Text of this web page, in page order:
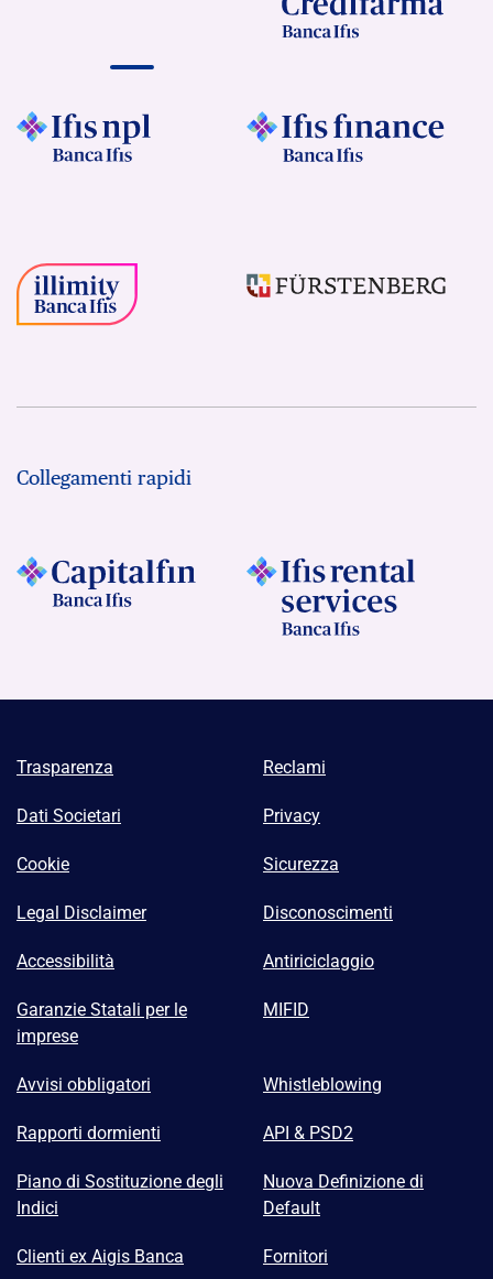
Collegamenti rapidi
Trasparenza Reclami
Dati Societari Privacy
Cookie Sicurezza
Legal Disclaimer Disconoscimenti
Accessibilità Antiriciclaggio
Garanzie Statali per le
imprese
MIFID
Avvisi obbligatori Whistleblowing
Rapporti dormienti API & PSD2
Piano di Sostituzione degli
Indici
Nuova Definizione di
Default
Clienti ex Aigis Banca Fornitori